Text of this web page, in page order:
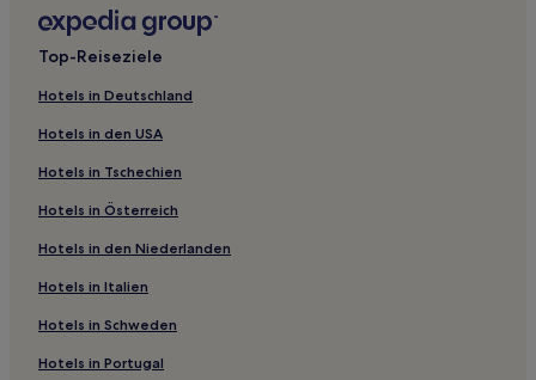
Neuhausen-Nymphenburg: Hotels
Haidhausen-Nord: Hotels
Hotels nahe Straßenbahnhaltestelle Herzogstraße
Hotels nahe S-Bahn-Station Karlsplatz
Thalkirchen: Hotels
Neupasing: Hotels
Hotels nahe Straßenbahnhaltestelle Holbeinstraße
Hotels nahe Haltestelle Großhadern
Alte Kaserne: Hotels
Hotels nahe U-Bahnhof Giselastraße
Top-Reiseziele
Hotels in Deutschland
Hotels in den USA
Hotels in Tschechien
Hotels in Österreich
Hotels in den Niederlanden
Hotels in Italien
Hotels in Schweden
Hotels in Portugal